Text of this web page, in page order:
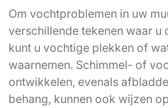
Om vochtproblemen in uw
verschillende tekenen waar u
kunt u vochtige plekken of
waarnemen. Schimmel- of
ontwikkelen, evenals
behang, kunnen ook wijzen